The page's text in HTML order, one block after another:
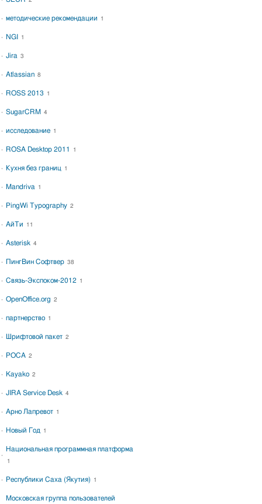
методические рекомендации 1
NGI 1
Jira 3
Atlassian 8
ROSS 2013 1
SugarCRM 4
исследование 1
ROSA Desktop 2011 1
Кухня без границ 1
Mandriva 1
PingWi Typography 2
АйТи 11
Asterisk 4
ПингВин Софтвер 38
Связь-Экспоком-2012 1
OpenOffice.org 2
партнерство 1
Шрифтовой пакет 2
РОСА 2
Kayako 2
JIRA Service Desk 4
Арно Лапревот 1
Новый Год 1
Национальная программная платформа
1
Республики Саха (Якутия) 1
Московская группа пользователей